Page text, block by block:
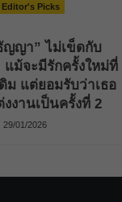
Editor's Picks
ญญา” ไม่เข็ดกับ
ม้จะมีรักครั้งใหม่ที่
ม แต่ยอมรับว่าเธอ
งานเป็นครั้งที่ 2
29/01/2026